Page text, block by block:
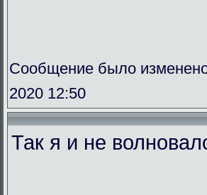
Сообщение было
2020 12:50
Так я и не